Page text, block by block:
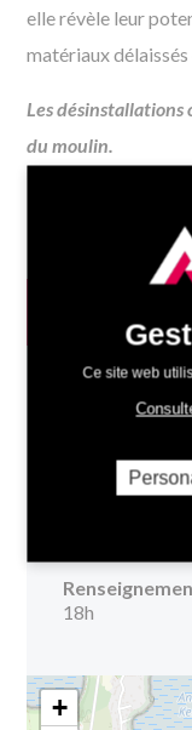
elle révèle leur
matériaux
Les
du moulin.
03/03/
Moulin
18h
+
Ce site web